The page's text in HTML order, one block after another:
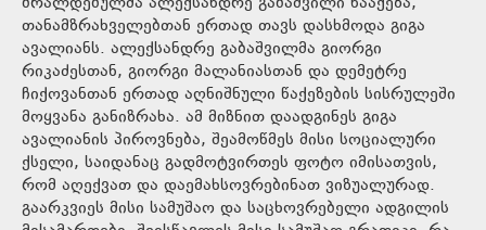
თანამზრახველებთან ერთად თავს დასხმოდა გიგა
ავალიანს. ალექსანდრე გაბაშვილმა გიორგი
რიკაძესთან, გიორგი მალანიასთან და დემეტრე
ჩიქოვანთან ერთად აღნიშნული წაქეზების სისრულეში
მოყვანა განიზრახა. ამ მიზნით დაადგინეს გიგა
ავალიანის პიროვნება, შეამოწმეს მისი სოციალური
ქსელი, საიდანაც გადმოტვირთეს ფოტო იმისათვის,
რომ აღექვათ და დაემახსოვრებინათ ვიზუალურად.
გაარკვიეს მისი სამუშაო და საცხოვრებელი ადგილის